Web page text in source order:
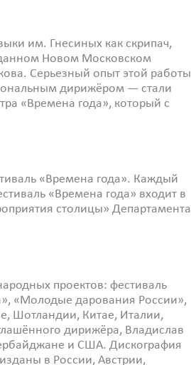
им. Гнесиных как скрипач,
Новом Московском
Серьезный опыт этой работы
дирижёром — стали
«Времена года», который с
«Времена года». Каждый
«Времена года» входит в
столицы» Департамента
проектов: фестиваль
«Молодые дарования России»,
Шотландии, Китае, Италии,
дирижёра, Владислав
и США. Дискография
в России, Австрии,